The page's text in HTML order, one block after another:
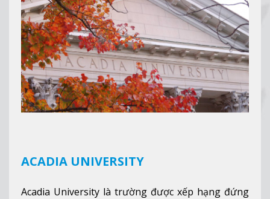
tuyết của trường, sinh viên có thể thưởng thức vẻ
đẹp tự nhiên của Vermont từ mọi góc trong
khuôn viên trường.Xem thêm
ACADIA UNIVERSITY
Acadia University là trường được xếp hạng đứng